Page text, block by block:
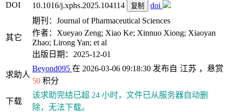
DOI
10.1016/j.xphs.2025.104114 复制 doi
其它
期刊：Journal of Pharmaceutical Sciences
作者：Xueyao Zeng; Xiao Ke; Xinnuo Xiong; Xiaoyan
Zhao; Lirong Yan; et al
出版日期：2025-12-01
求助人
Beyond095 在 2026-03-06 09:18:30 发布自 江苏 ，悬赏
50 积分
下载
该求助完结已超 24 小时，文件已从服务器自动删
除，无法下载。